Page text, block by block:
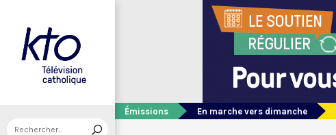
Émissions En marche vers dimanche